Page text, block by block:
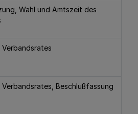
Wahl und Amtszeit des
Beschlußfassung